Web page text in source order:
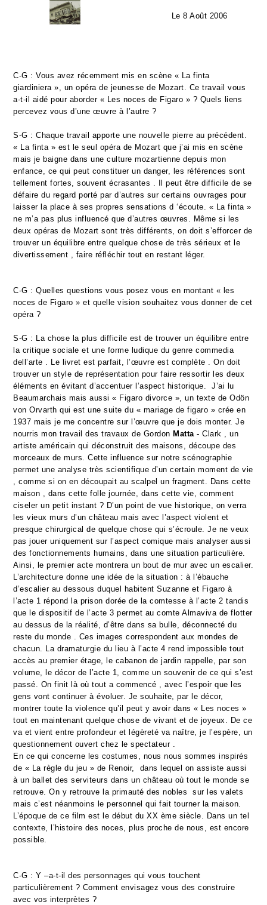
Le 8 Août 2006
C-G : Vous avez récemment mis en scène « La finta
giardiniera », un opéra de jeunesse de Mozart. Ce travail vous
a-t-il aidé pour aborder « Les noces de Figaro » ? Quels liens
percevez vous d’une œuvre à l’autre ?
S-G : Chaque travail apporte une nouvelle pierre au précédent.
« La finta » est le seul opéra de Mozart que j’ai mis en scène
mais je baigne dans une culture mozartienne depuis mon
enfance, ce qui peut constituer un danger, les références sont
tellement fortes, souvent écrasantes . Il peut être difficile de se
défaire du regard porté par d’autres sur certains ouvrages pour
laisser la place à ses propres sensations d ‘écoute. « La finta »
ne m’a pas plus influencé que d’autres œuvres. Même si les
deux opéras de Mozart sont très différents, on doit s’efforcer de
trouver un équilibre entre quelque chose de très sérieux et le
divertissement , faire réfléchir tout en restant léger.
C-G : Quelles questions vous posez vous en montant « les
noces de Figaro » et quelle vision souhaitez vous donner de cet
opéra ?
S-G : La chose la plus difficile est de trouver un équilibre entre
la critique sociale et une forme ludique du genre commedia
dell’arte . Le livret est parfait, l’œuvre est complète . On doit
trouver un style de représentation pour faire ressortir les deux
éléments en évitant d’accentuer l’aspect historique. J’ai lu
Beaumarchais mais aussi « Figaro divorce », un texte de Odön
von Orvarth qui est une suite du « mariage de figaro » crée en
1937 mais je me concentre sur l’œuvre que je dois monter. Je
nourris mon travail des travaux de Gordon Matta -Clark , un
artiste américain qui déconstruit des maisons, découpe des
morceaux de murs. Cette influence sur notre scénographie
permet une analyse très scientifique d’un certain moment de vie
, comme si on en découpait au scalpel un fragment. Dans cette
maison , dans cette folle journée, dans cette vie, comment
ciseler un petit instant ? D’un point de vue historique, on verra
les vieux murs d’un château mais avec l’aspect violent et
presque chirurgical de quelque chose qui s’écroule. Je ne veux
pas jouer uniquement sur l’aspect comique mais analyser aussi
des fonctionnements humains, dans une situation particulière.
Ainsi, le premier acte montrera un bout de mur avec un escalier.
L’architecture donne une idée de la situation : à l’ébauche
d’escalier au dessous duquel habitent Suzanne et Figaro à
l’acte 1 répond la prison dorée de la comtesse à l’acte 2 tandis
que le dispositif de l’acte 3 permet au comte Almaviva de flotter
au dessus de la réalité, d’être dans sa bulle, déconnecté du
reste du monde . Ces images correspondent aux mondes de
chacun. La dramaturgie du lieu à l’acte 4 rend impossible tout
accès au premier étage, le cabanon de jardin rappelle, par son
volume, le décor de l’acte 1, comme un souvenir de ce qui s’est
passé. On finit là où tout a commencé , avec l’espoir que les
gens vont continuer à évoluer. Je souhaite, par le décor,
montrer toute la violence qu’il peut y avoir dans « Les noces »
tout en maintenant quelque chose de vivant et de joyeux. De ce
va et vient entre profondeur et légèreté va naître, je l’espère, un
questionnement ouvert chez le spectateur .
En ce qui concerne les costumes, nous nous sommes inspirés
de « La règle du jeu » de Renoir, dans lequel on assiste aussi
à un ballet des serviteurs dans un château où tout le monde se
retrouve. On y retrouve la primauté des nobles sur les valets
mais c’est néanmoins le personnel qui fait tourner la maison.
L’époque de ce film est le début du XX ème siècle. Dans un tel
contexte, l’histoire des noces, plus proche de nous, est encore
possible.
C-G : Y –a-t-il des personnages qui vous touchent
particulièrement ? Comment envisagez vous des construire
avec vos interprètes ?